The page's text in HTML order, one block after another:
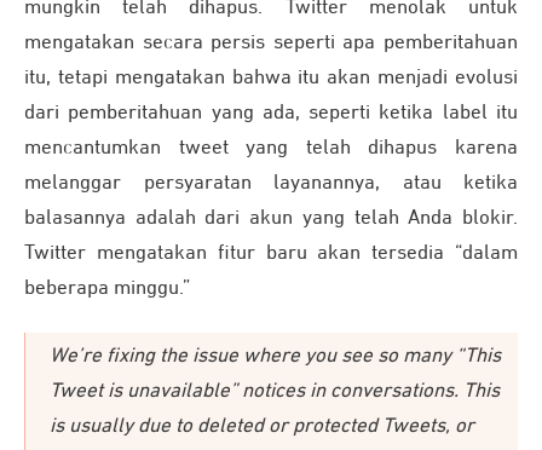
mungkin telah dihapus. Twitter menolak untuk
mengatakan secara persis seperti apa pemberitahuan
itu, tetapi mengatakan bahwa itu akan menjadi evolusi
dari pemberitahuan yang ada, seperti ketika label itu
mencantumkan tweet yang telah dihapus karena
melanggar persyaratan layanannya, atau ketika
balasannya adalah dari akun yang telah Anda blokir.
Twitter mengatakan fitur baru akan tersedia “dalam
beberapa minggu.”
We’re fixing the issue where you see so many “This
Tweet is unavailable” notices in conversations. This
is usually due to deleted or protected Tweets, or